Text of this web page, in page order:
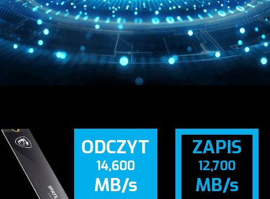
ODCZYT
14,600
MB/s
ZAPIS
12,700
MB/s